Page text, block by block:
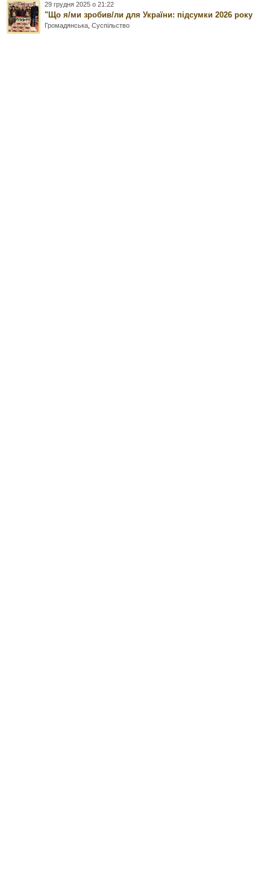
29 грудня 2025 о 21:22
"Що я/ми зробив/ли для України: підсумки 2026 року
Громадянська ,Суспільство